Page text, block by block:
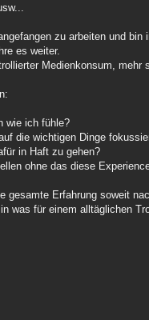
zu arbeiten und
es weiter.
Medienkonsum,
wie ich fühle?
die wichtigen Dinge
in Haft zu gehen?
ohne das diese
Erfahrung soweit
was für einem alltäglichen